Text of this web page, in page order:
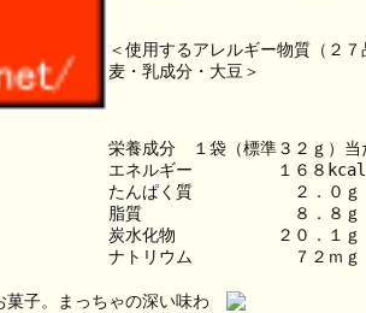
＜使用するアレルギー物質（２
麦・乳成分・大豆＞
栄養成分　１袋（標準３２ｇ）当
エネルギー　　　　　１６８kcal
たんぱく質　　　　　　２．０ｇ
脂質　　　　　　　　　８．８ｇ
炭水化物　　　　　　２０．１ｇ
ナトリウム　　　　　　７２ｍｇ
子。まっちゃの深い味わ